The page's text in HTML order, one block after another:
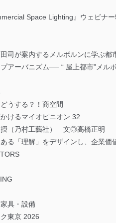
Space Lighting』ウェビナー
司が案内するメルボルンに学ぶ都
アーバニズム── “ 屋上都市”メル
うする？！商空間
けるマイオピニオン 32
（乃村工藝社） 文◎高橋正明
る「理解」をデザインし、企業価
具・設備
ク東京 2026